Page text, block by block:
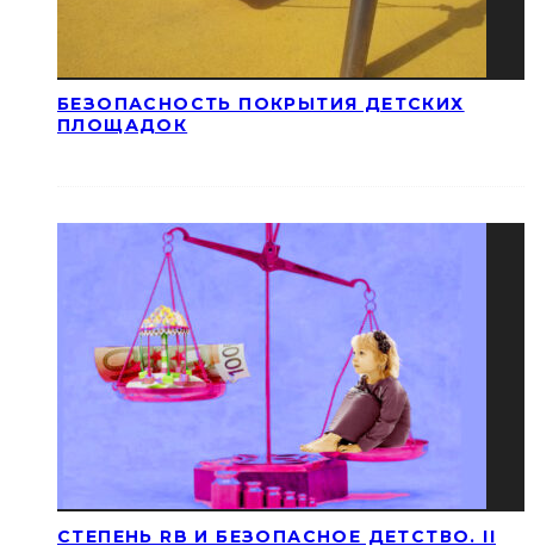
БЕЗОПАСНОСТЬ ПОКРЫТИЯ ДЕТСКИХ
ПЛОЩАДОК
СТЕПЕНЬ RB И БЕЗОПАСНОЕ ДЕТСТВО. II